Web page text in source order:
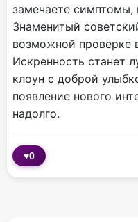
замечаете симптомы,
Знаменитый
возможной проверке
Искренность станет
клоун с доброй
появление нового
надолго.
♥0